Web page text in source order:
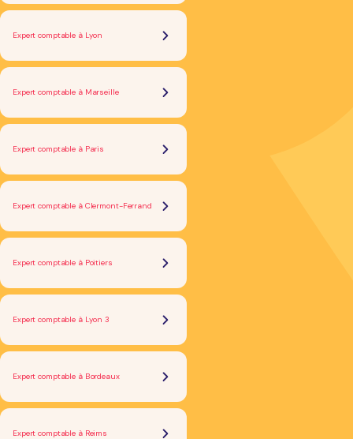
Expert comptable à Lyon
Expert comptable à Marseille
Expert comptable à Paris
Expert comptable à Clermont-Ferrand
Expert comptable à Poitiers
Expert comptable à Lyon 3
Expert comptable à Bordeaux
Expert comptable à Reims